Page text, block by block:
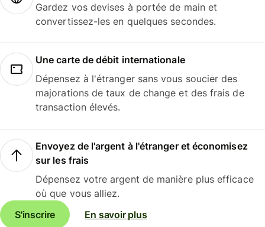
Gardez vos devises à portée de main et
convertissez-les en quelques secondes.
Une carte de débit internationale
Dépensez à l'étranger sans vous soucier des
majorations de taux de change et des frais de
transaction élevés.
Envoyez de l'argent à l'étranger et économisez
sur les frais
Dépensez votre argent de manière plus efficace
où que vous alliez.
S'inscrire
En savoir plus